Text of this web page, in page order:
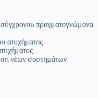
σύγχρονου πραγματογνώμονα
ατυχήματος
νέων συστημάτων